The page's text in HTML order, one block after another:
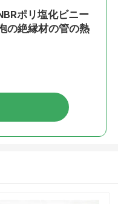
ポリ塩化ビニー
の絶縁材の管の熱